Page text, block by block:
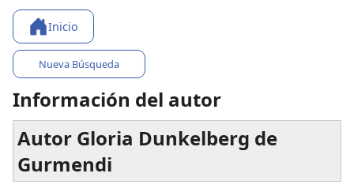
Inicio
Nueva Búsqueda
Información del autor
Autor Gloria Dunkelberg de
Gurmendi